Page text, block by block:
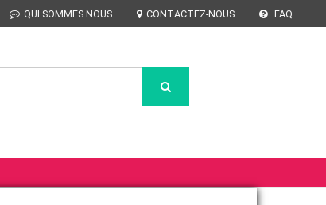
QUI SOMMES NOUS CONTACTEZ-NOUS FAQ